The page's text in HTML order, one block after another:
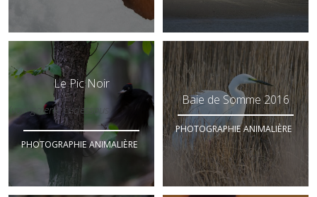
Le Pic Noir
(voir galerie ci-dessous)
PHOTOGRAPHIE ANIMALIÈRE
Baie de Somme 2016
PHOTOGRAPHIE ANIMALIÈRE